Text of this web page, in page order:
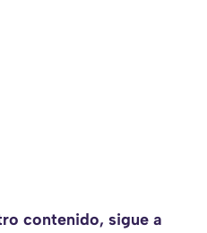
contenido, sigue a